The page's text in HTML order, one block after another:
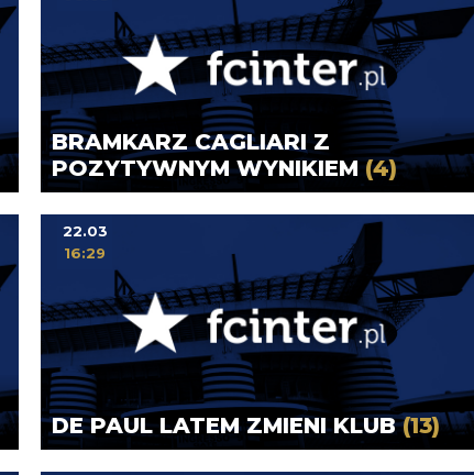
BRAMKARZ CAGLIARI Z
POZYTYWNYM WYNIKIEM(4)
DE PAUL LATEM ZMIENI KLUB(13)
22.03
16:29